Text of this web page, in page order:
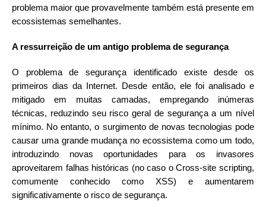
problema maior que provavelmente também está presente em
ecossistemas semelhantes.
A ressurreição de um antigo problema de segurança
O problema de segurança identificado existe desde os
primeiros dias da Internet. Desde então, ele foi analisado e
mitigado em muitas camadas, empregando inúmeras
técnicas, reduzindo seu risco geral de segurança a um nível
mínimo. No entanto, o surgimento de novas tecnologias pode
causar uma grande mudança no ecossistema como um todo,
introduzindo novas oportunidades para os invasores
aproveitarem falhas históricas (no caso o Cross-site scripting,
comumente conhecido como XSS) e aumentarem
significativamente o risco de segurança.